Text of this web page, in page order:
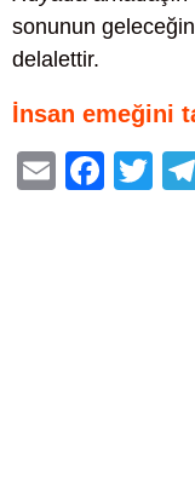
sonunun
delalettir.
İnsan emeğini
E
F
T